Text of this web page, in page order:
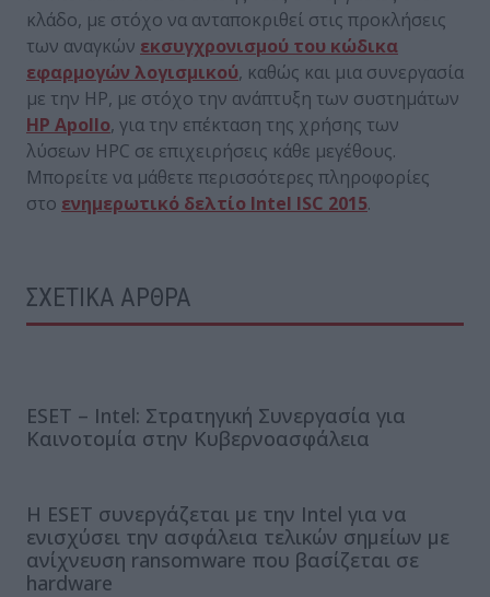
κλάδο, με στόχο να ανταποκριθεί στις προκλήσεις
των αναγκών εκσυγχρονισμού του κώδικα
εφαρμογών λογισμικού, καθώς και μια συνεργασία
με την HP, με στόχο την ανάπτυξη των συστημάτων
HP Apollo, για την επέκταση της χρήσης των
λύσεων HPC σε επιχειρήσεις κάθε μεγέθους.
Μπορείτε να μάθετε περισσότερες πληροφορίες
στο ενημερωτικό δελτίο Intel ISC 2015.
ΣΧΕΤΙΚΑ ΑΡΘΡΑ
ESET – Intel: Στρατηγική Συνεργασία για
Καινοτομία στην Κυβερνοασφάλεια
Η ESET συνεργάζεται με την Intel για να
ενισχύσει την ασφάλεια τελικών σημείων με
ανίχνευση ransomware που βασίζεται σε
hardware